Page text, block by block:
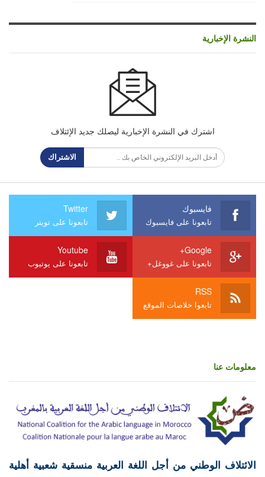
النشرة الإخبارية
اشترك في النشرة الإخبارية ليصلك جديد الإئتلاف
الاشتراك
فايسبوك
تابعونا على فايسبوك
Twitter
تابعونا على تويتر
Google+
تابعونا على غووغل+
Youtube
تابعونا على يوتيوب
RSS
تابعوا خلاصات الموقع
معلومات عنا
الائتلاف الوطني من أجل اللغة العربية منسقية شعبية أهلية